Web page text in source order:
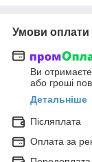
Умови оплати
Ви
або гроші
Детальніше
Післяплата
Оплата за